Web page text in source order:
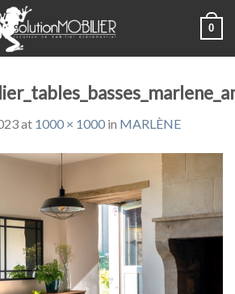
0
at 1000 × 1000 in MARLÈNE